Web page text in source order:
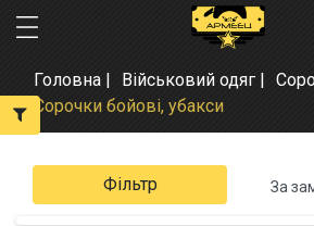
Головна Військовий одяг
Сорочки бойові, убакси
Фільтр